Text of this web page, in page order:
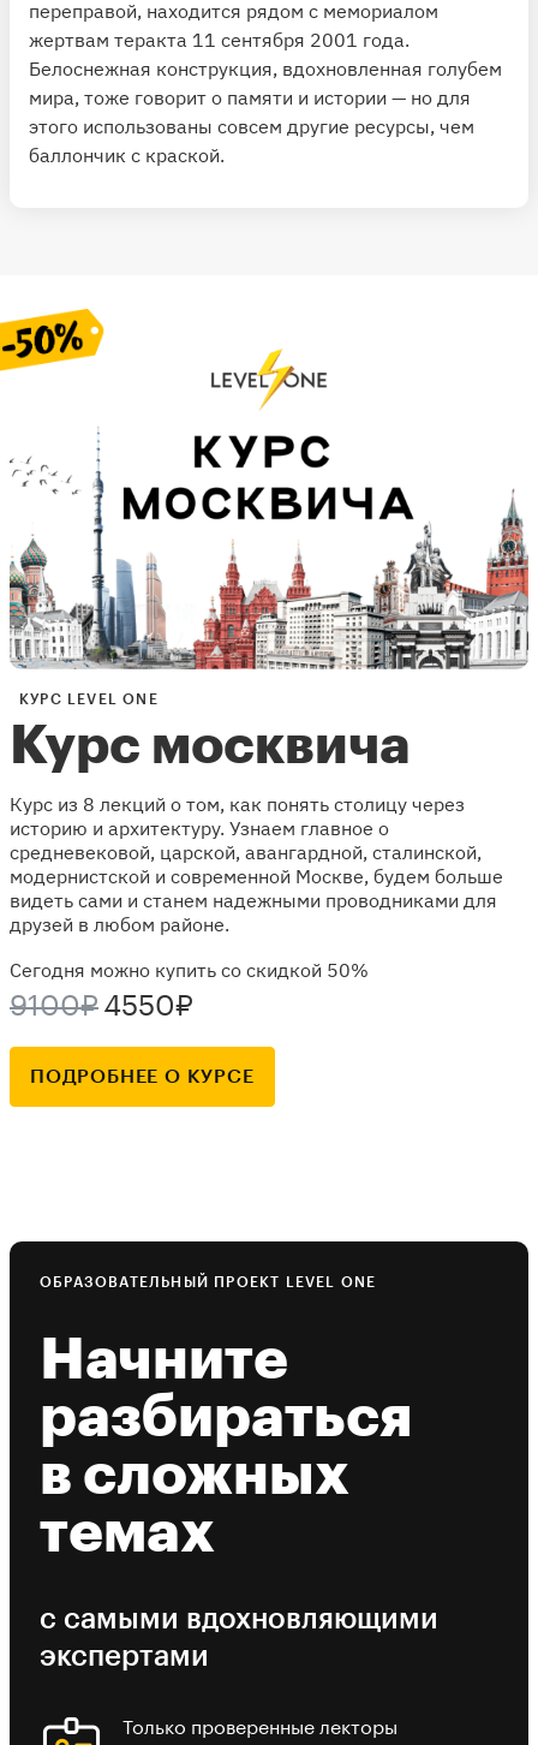
переправой, находится рядом с мемориалом
жертвам теракта 11 сентября 2001 года.
Белоснежная конструкция, вдохновленная голубем
мира, тоже говорит о памяти и истории — но для
этого использованы совсем другие ресурсы, чем
баллончик с краской.
КУРС LEVEL ONE
Курс москвича
Курс из 8 лекций о том, как понять столицу через
историю и архитектуру. Узнаем главное о
средневековой, царской, авангардной, сталинской,
модернистской и современной Москве, будем больше
видеть сами и станем надежными проводниками для
друзей в любом районе.
Сегодня можно купить со скидкой 50%
9100₽ 4550₽
ПОДРОБНЕЕ О КУРСЕ
ОБРАЗОВАТЕЛЬНЫЙ ПРОЕКТ LEVEL ONE
Начните
разбираться
в сложных
темах
с самыми вдохновляющими
экспертами
Только проверенные лекторы